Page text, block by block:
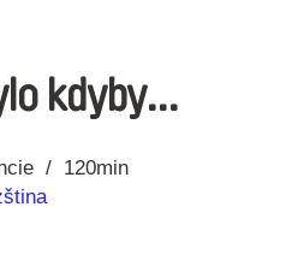
kdyby…
120min